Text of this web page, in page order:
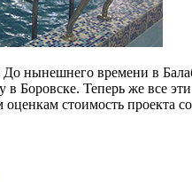
нынешнего времени в
Боровске. Теперь же все
стоимость проекта